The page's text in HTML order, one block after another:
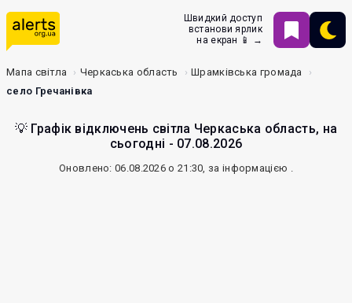
Швидкий доступ
встанови ярлик
на екран 📱 →
Мапа світла Черкаська область
Шрамківська громада
село Гречанівка
💡 Графік відключень світла Черкаська область, на
сьогодні - 07.08.2026
Оновлено: 06.08.2026 о 21:30, за інформацією .